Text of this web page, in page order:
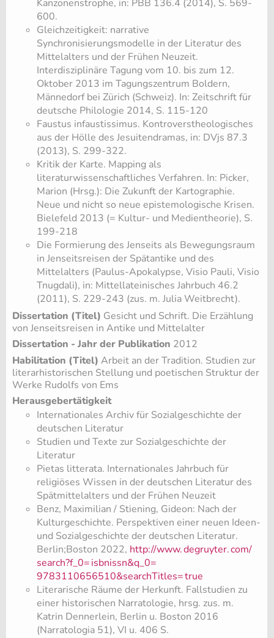
Kanzonenstrophe, in: PBB 136.4 (2014), S. 569-
600.
​Gleichzeitigkeit: narrative
Synchronisierungsmodelle in der Literatur des
Mittelalters und der Frühen Neuzeit.
Interdisziplinäre Tagung vom 10. bis zum 12.
Oktober 2013 im Tagungszentrum Boldern,
Männedorf bei Zürich (Schweiz). In: Zeitschrift für
deutsche Philologie 2014, S. 115-120
Faustus infaustissimus. Kontroverstheologisches
aus der Hölle des Jesuitendramas, in: DVjs 87.3
(2013), S. 299-322.
​Kritik der Karte. Mapping als
literaturwissenschaftliches Verfahren. In: Picker,
Marion (Hrsg.): Die Zukunft der Kartographie.
Neue und nicht so neue epistemologische Krisen.
Bielefeld 2013 (= Kultur- und Medientheorie), S.
199-218
Die Formierung des Jenseits als Bewegungsraum
in Jenseitsreisen der Spätantike und des
Mittelalters (Paulus-Apokalypse, Visio Pauli, Visio
Tnugdali), in: Mittellateinisches Jahrbuch 46.2
(2011), S. 229-243 (zus. m. Julia Weitbrecht).
Dissertation (Titel) Gesicht und Schrift. Die Erzählung
von Jenseitsreisen in Antike und Mittelalter
Dissertation - Jahr der Publikation 2012
Habilitation (Titel) Arbeit an der Tradition. Studien zur
literarhistorischen Stellung und poetischen Struktur der
Werke Rudolfs von Ems
Herausgebertätigkeit
Internationales Archiv für Sozialgeschichte der
deutschen Literatur
Studien und Texte zur Sozialgeschichte der
Literatur
Pietas litterata. Internationales Jahrbuch für
religiöses Wissen in der deutschen Literatur des
Spätmittelalters und der Frühen Neuzeit
​Benz, Maximilian / Stiening, Gideon: Nach der
Kulturgeschichte. Perspektiven einer neuen Ideen-
und Sozialgeschichte der deutschen Literatur.
Berlin;Boston 2022, http://www.degruyter.com/
search?f_0=isbnissn&q_0=
9783110656510&searchTitles=true
Literarische Räume der Herkunft. Fallstudien zu
einer historischen Narratologie, hrsg. zus. m.
Katrin Dennerlein, Berlin u. Boston 2016
(Narratologia 51), VI u. 406 S.